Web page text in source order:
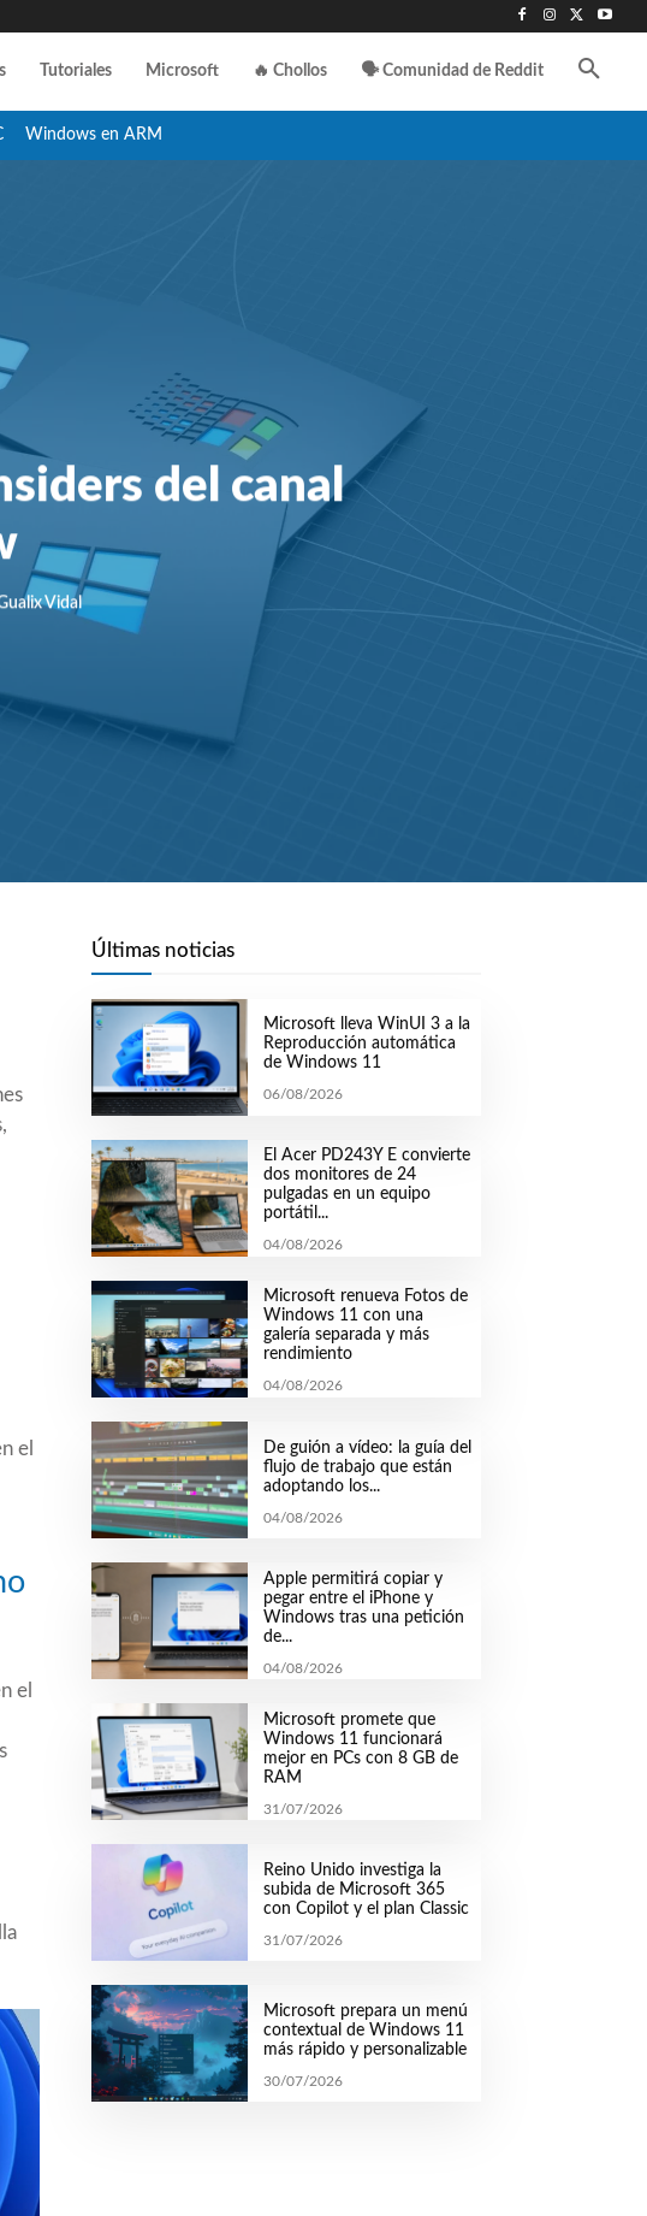
Tutoriales Microsoft 🔥 Chollos 🗣️ Comunidad de Reddit
Windows en ARM
del canal
Vidal
el
el
Últimas noticias
Microsoft lleva WinUI 3 a la
Reproducción automática
de Windows 11
06/08/2026
El Acer PD243Y E convierte
dos monitores de 24
pulgadas en un equipo
portátil...
04/08/2026
Microsoft renueva Fotos de
Windows 11 con una
galería separada y más
rendimiento
04/08/2026
De guión a vídeo: la guía del
flujo de trabajo que están
adoptando los...
04/08/2026
Apple permitirá copiar y
pegar entre el iPhone y
Windows tras una petición
de...
04/08/2026
Microsoft promete que
Windows 11 funcionará
mejor en PCs con 8 GB de
RAM
31/07/2026
Reino Unido investiga la
subida de Microsoft 365
con Copilot y el plan Classic
31/07/2026
Microsoft prepara un menú
contextual de Windows 11
más rápido y personalizable
30/07/2026